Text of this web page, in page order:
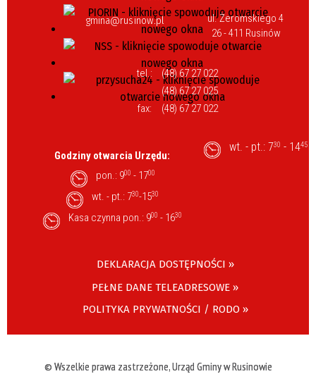
gmina@rusinow.pl
ul. Żeromskiego 4
26 - 411 Rusinów
tel.:
(48) 67 27 022
(48) 67 27 025
fax:
(48) 67 27 022
Godziny otwarcia Urzędu:
pon.: 900 - 1700
wt. - pt.: 730-1530
Kasa czynna pon.: 900 - 1630
wt. - pt.: 730 - 1445
DEKLARACJA DOSTĘPNOŚCI »
PEŁNE DANE TELEADRESOWE »
POLITYKA PRYWATNOŚCI / RODO »
© Wszelkie prawa zastrzeżone, Urząd Gminy w Rusinowie